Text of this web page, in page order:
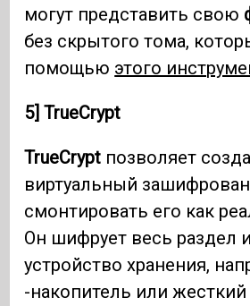
могут представить свою
без скрытого тома,
помощью этого
5] TrueCrypt
TrueCrypt позволяет
виртуальный
смонтировать его как
Он шифрует весь раздел
устройство хранения,
-накопитель или жесткий